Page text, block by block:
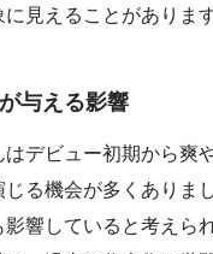
見えることがあります
与える影響
はデビュー初期から爽
る機会が多くありま
影響していると考えら